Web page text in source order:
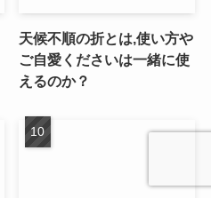
天候不順の折とは,使い方や
ご自愛くださいは一緒に使
えるのか？